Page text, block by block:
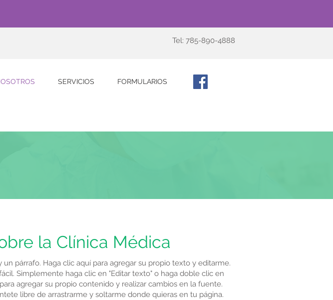
Tel: 785-890-4888
SERVICIOS FORMULARIOS
la Clínica Médica
un párrafo. Haga clic aquí para agregar su propio texto y editarme.
Simplemente haga clic en "Editar texto" o haga doble clic en
agregar su propio contenido y realizar cambios en la fuente.
libre de arrastrarme y soltarme donde quieras en tu página.